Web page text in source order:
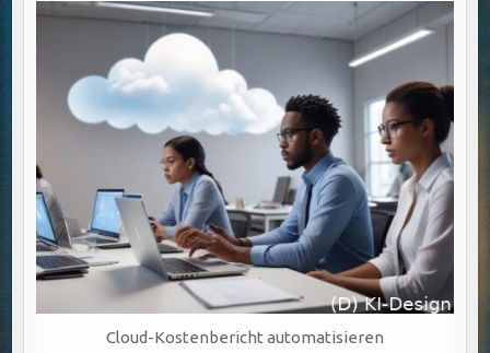
Cloud-Kostenbericht automatisieren